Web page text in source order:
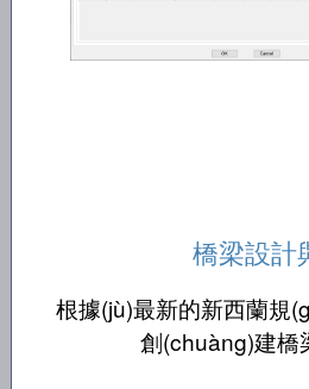
橋梁設計
根據(jù)最新的新西蘭規
創(chuàng)建橋